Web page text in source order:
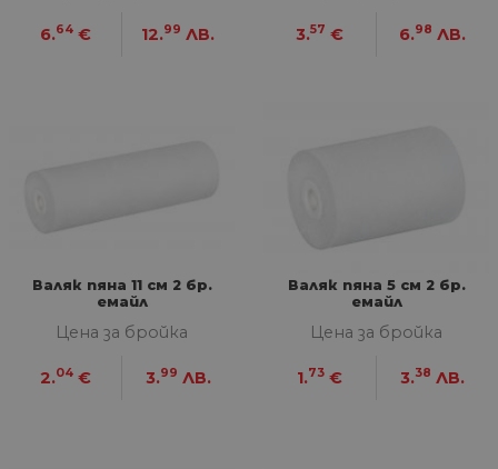
6.64 € 12.99 ЛВ. 3.57 € 6.98 ЛВ.
Валяк пяна 11 см 2 бр.
емайл
Цена за бройка
2.04 € 3.99 ЛВ.
Валяк пяна 5 см 2 бр.
емайл
Цена за бройка
1.73 € 3.38 ЛВ.